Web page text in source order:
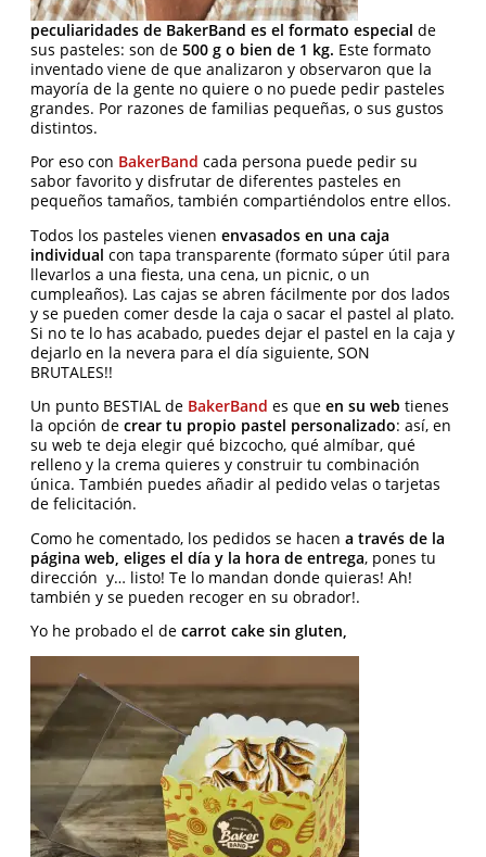
peculiaridades de BakerBand es el formato especial de
sus pasteles: son de 500 g o bien de 1 kg. Este formato
inventado viene de que analizaron y observaron que la
mayoría de la gente no quiere o no puede pedir pasteles
grandes. Por razones de familias pequeñas, o sus gustos
distintos.
Por eso con BakerBand cada persona puede pedir su
sabor favorito y disfrutar de diferentes pasteles en
pequeños tamaños, también compartiéndolos entre ellos.
Todos los pasteles vienen envasados en una caja
individual con tapa transparente (formato súper útil para
llevarlos a una fiesta, una cena, un picnic, o un
cumpleaños). Las cajas se abren fácilmente por dos lados
y se pueden comer desde la caja o sacar el pastel al plato.
Si no te lo has acabado, puedes dejar el pastel en la caja y
dejarlo en la nevera para el día siguiente, SON
BRUTALES!!
Un punto BESTIAL de BakerBand es que en su web tienes
la opción de crear tu propio pastel personalizado: así, en
su web te deja elegir qué bizcocho, qué almíbar, qué
relleno y la crema quieres y construir tu combinación
única. También puedes añadir al pedido velas o tarjetas
de felicitación.
Como he comentado, los pedidos se hacen a través de la
página web, eliges el día y la hora de entrega, pones tu
dirección y… listo! Te lo mandan donde quieras! Ah!
también y se pueden recoger en su obrador!.
Yo he probado el de carrot cake sin gluten,